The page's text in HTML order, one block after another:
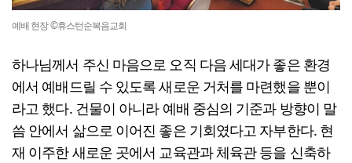
예배 현장 ©휴스턴순복음교회
하나님께서 주신 마음으로 오직 다음 세대가 좋은 환경
에서 예배드릴 수 있도록 새로운 거처를 마련했을 뿐이
라고 했다. 건물이 아니라 예배 중심의 기준과 방향이 말
씀 안에서 삶으로 이어진 좋은 기회였다고 자부한다. 현
재 이주한 새로운 곳에서 교육관과 체육관 등을 신축하